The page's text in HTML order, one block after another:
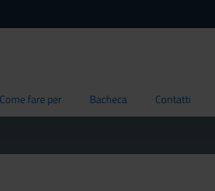
Come fare per
current Bacheca
current Contatti
current